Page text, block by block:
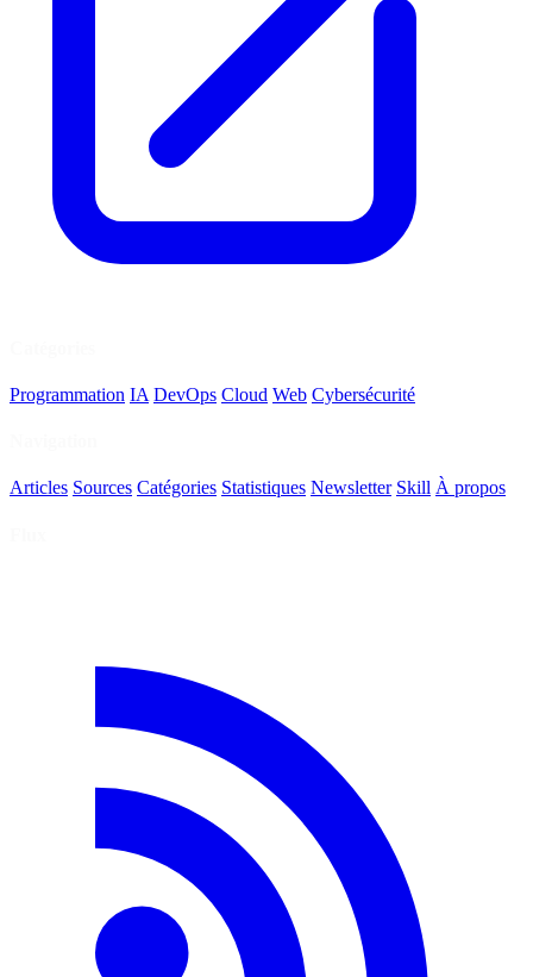
Programmation IA DevOps Cloud Web Cybersécurité
Articles Sources Catégories Statistiques Newsletter Skill À propos